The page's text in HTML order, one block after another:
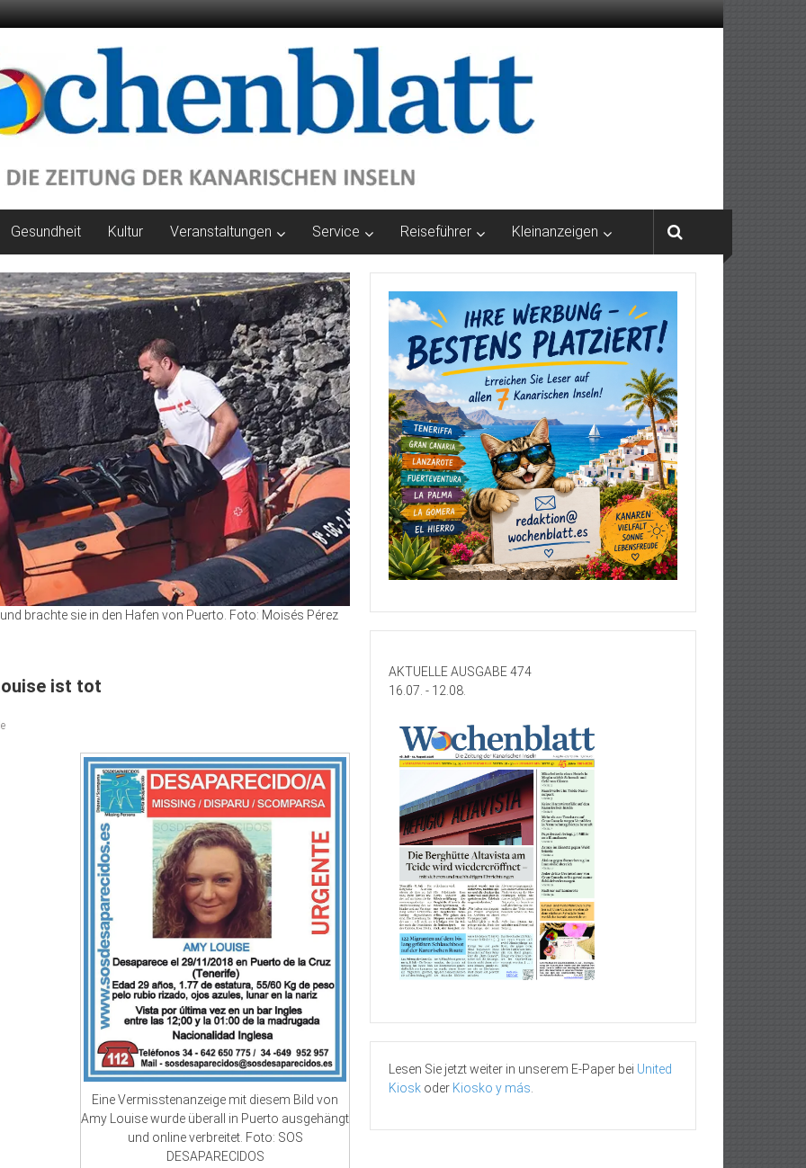
Gesundheit Kultur Veranstaltungen Service Reiseführer Kleinanzeigen
brachte sie in den Hafen von Puerto. Foto: Moisés Pérez
ist tot
Eine Vermisstenanzeige mit diesem Bild von
Amy Louise wurde überall in Puerto ausgehängt
und online verbreitet. Foto: SOS
DESAPARECIDOS
AKTUELLE AUSGABE 474
16.07. - 12.08.
Lesen Sie jetzt weiter in unserem E-Paper bei United
Kiosk oder Kiosko y más